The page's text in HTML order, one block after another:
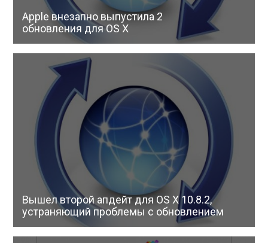
Apple внезапно выпустила 2
обновления для OS X
Вышел второй апдейт для OS X 10.8.2,
устраняющий проблемы с обновлением